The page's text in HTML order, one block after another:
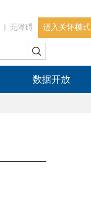
无障碍 进入关怀模式
数据开放